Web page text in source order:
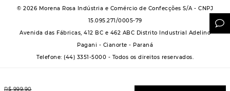
R$ 999,90
© 2026 Morena Rosa Indústria e Comércio de Confecções S/A - CNPJ
15.095.271/0005-79
Avenida das Fábricas, 412 BC e 462 ABC Distrito Industrial Adelino
Pagani - Cianorte - Paraná
Telefone: (44) 3351-5000 - Todos os direitos reservados.